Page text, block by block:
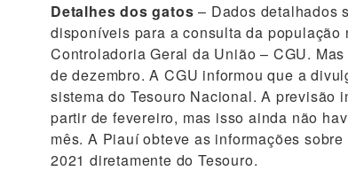
Detalhes dos gatos – Dados detalhados
disponíveis para a consulta da
Controladoria Geral da União – CGU.
de dezembro. A CGU informou que a
sistema do Tesouro Nacional. A previsão
partir de fevereiro, mas isso ainda não
mês. A Piauí obteve as informações
2021 diretamente do Tesouro.